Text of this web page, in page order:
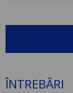
ÎNTREBĂRI